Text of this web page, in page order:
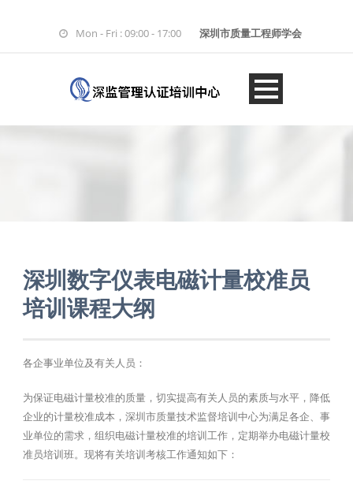
Mon - Fri : 09:00 - 17:00 深圳市质量工程师学会
深圳数字仪表电磁计量校准员
培训课程大纲
各企事业单位及有关人员：
为保证电磁计量校准的质量，切实提高有关人员的素质与水平，降低
企业的计量校准成本，深圳市质量技术监督培训中心为满足各企、事
业单位的需求，组织电磁计量校准的培训工作，定期举办电磁计量校
准员培训班。现将有关培训考核工作通知如下：